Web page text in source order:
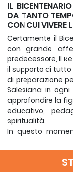
IL
DA TANTO
CON CUI VIVERE
Certamente il
con grande
predecessore, il
il supporto di tutto
di preparazione
Salesiana in
approfondire la
educativo,
spiritualità.
In questo
profondo e reale il
proprio a partire